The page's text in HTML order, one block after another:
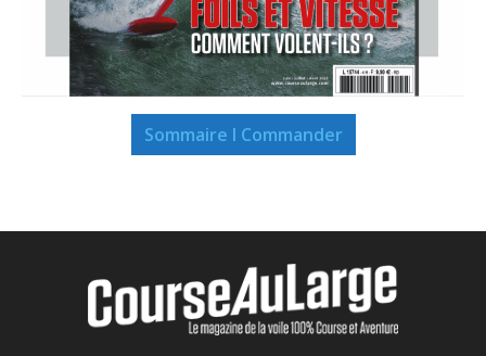
Sommaire I Commander